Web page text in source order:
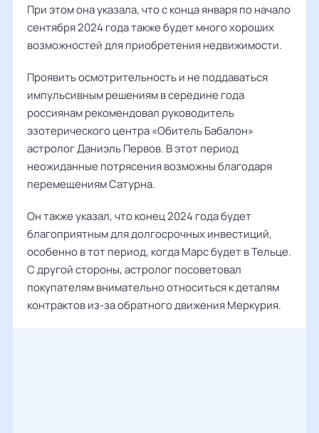
При этом она указала, что с конца января по начало
сентября 2024 года также будет много хороших
возможностей для приобретения недвижимости.
Проявить осмотрительность и не поддаваться
импульсивным решениям в середине года
россиянам рекомендовал руководитель
эзотерического центра «Обитель Бабалон»
астролог Даниэль Первов. В этот период
неожиданные потрясения возможны благодаря
перемещениям Сатурна.
Он также указал, что конец 2024 года будет
благоприятным для долгосрочных инвестиций,
особенно в тот период, когда Марс будет в Тельце.
С другой стороны, астролог посоветовал
покупателям внимательно относиться к деталям
контрактов из-за обратного движения Меркурия.